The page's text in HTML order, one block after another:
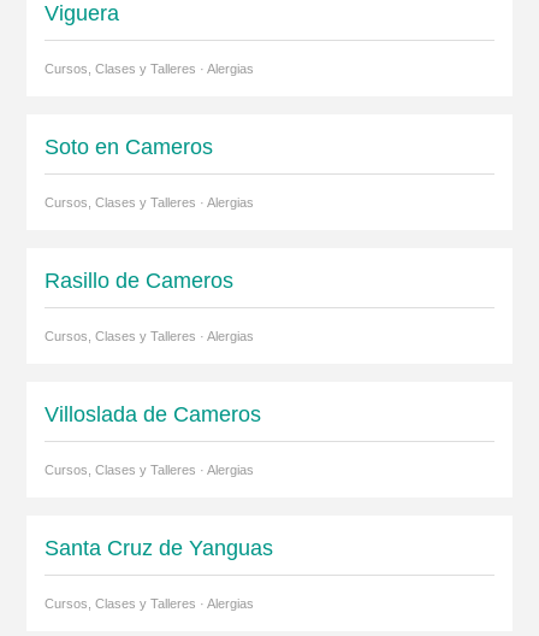
Viguera
Cursos, Clases y Talleres · Alergias
Soto en Cameros
Cursos, Clases y Talleres · Alergias
Rasillo de Cameros
Cursos, Clases y Talleres · Alergias
Villoslada de Cameros
Cursos, Clases y Talleres · Alergias
Santa Cruz de Yanguas
Cursos, Clases y Talleres · Alergias